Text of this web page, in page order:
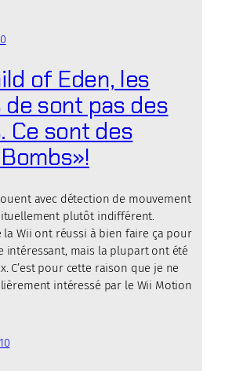
of Eden, les
sont pas des
Ce sont des
avec détection de mouvement
plutôt indifférent.
la Wii ont réussi à bien faire ça pour
intéressant, mais la plupart ont été
C’est pour cette raison que je ne
intéressé par le Wii Motion